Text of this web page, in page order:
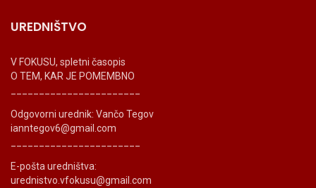
UREDNIŠTVO
V FOKUSU, spletni časopis
O TEM, KAR JE POMEMBNO
Odgovorni urednik: Vančo Tegov
ianntegov6@gmail.com
E-pošta uredništva:
urednistvo.vfokusu@gmail.com